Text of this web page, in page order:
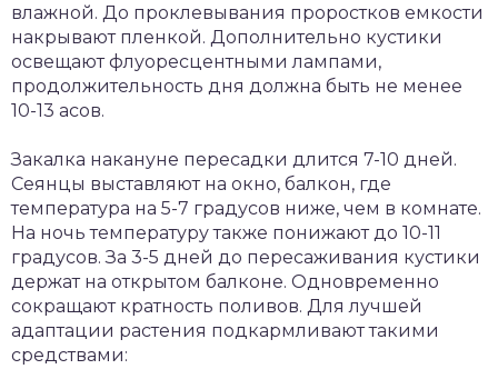
влажной. До проклевывания проростков емкости
накрывают пленкой. Дополнительно кустики
освещают флуоресцентными лампами,
продолжительность дня должна быть не менее
10-13 асов.
Закалка накануне пересадки длится 7-10 дней.
Сеянцы выставляют на окно, балкон, где
температура на 5-7 градусов ниже, чем в комнате.
На ночь температуру также понижают до 10-11
градусов. За 3-5 дней до пересаживания кустики
держат на открытом балконе. Одновременно
сокращают кратность поливов. Для лучшей
адаптации растения подкармливают такими
средствами: